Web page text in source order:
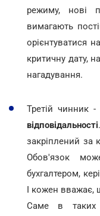
режиму, нові
вимагають
орієнтуватися
критичну дату,
нагадування.
Третій чинник -
відповідальності
закріплений за
Обов'язок
бухгалтером,
І кожен вважає,
Саме в таких